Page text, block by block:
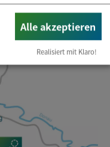
Alle akzeptieren
Realisiert mit Klaro!